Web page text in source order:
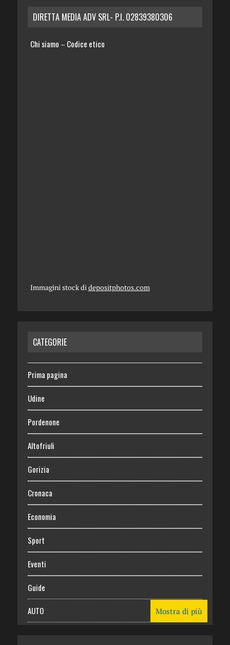
DIRETTA MEDIA ADV SRL- P.I. 02839380306
Chi siamo – Codice etico
Immagini stock didepositphotos.com
CATEGORIE
Prima pagina
Udine
Pordenone
Altofriuli
Gorizia
Cronaca
Economia
Sport
Eventi
Guide
AUTO Mostra di più